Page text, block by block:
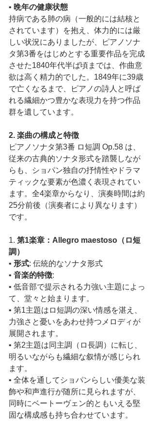
• 晩年の健康状態
持病である肺の病（一般的には結核と
されています）を抱え、体力的には厳
しい状況にありましたが、ピアノソナ
タ第3番をはじめとする重要作品を完成
させた1840年代半ば頃までは、作曲意
欲は高く精力的でした。1849年に39歳
で亡くなるまで、ピアノの詩人と呼ば
れる繊細かつ豊かな表現力を持つ作品
群を遺しています。
2. 楽曲の構成と特徴
ピアノソナタ第3番 ロ短調 Op.58 は、
従来の古典的ソナタ形式を踏襲しなが
らも、ショパン独自の抒情性やドラマ
ティックな要素が色濃く表現されてい
ます。全4楽章からなり、演奏時間は約
25分前後（演奏者により異なります）
です。
1. 第1楽章：Allegro maestoso（ロ短
調）
• 形式: 伝統的なソナタ形式
• 音楽的特徴:
• 低音部で提示される力強い主題によっ
て、堂々と始まります。
• 第1主題はロ短調の深い情感を湛え、
力強さと憂いをあわせ持つメロディが
展開されます。
• 第2主題は同主調（ロ長調）に転じ、
明るいながらも繊細な叙情が感じられ
ます。
• 全体を通してショパンらしい優美な装
飾や和声進行が随所に見られますが、
同時にベートーヴェン的ともいえる堅
固な構成感も持ち合わせています。